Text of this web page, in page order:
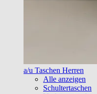
a/u Taschen Herren
Alle anzeigen
Schultertaschen